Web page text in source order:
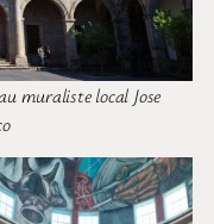
muraliste local Jose